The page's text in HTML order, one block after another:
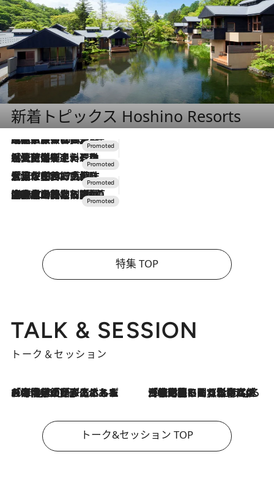
新着トピックス Hoshino Resorts
2026.7.31
【ホテル帰省】という選択肢をOMOが提案。家族とほどよい距離を保つには「昼は実家、夜は気兼ねなくホテルで！」
2026.7.24
【夏限定ディナーコース】旬を迎える稚鮎や花ズッキーニなどをイタリア・トスカーナの郷土料理の手法で満喫！
2026.7.17
「土佐和ハーブかき氷」がOMO7高知に登場！生姜、山椒、大葉など目にも舌にも涼を呼ぶ郷土の味
2026.7.10
NEW OPEN！【界 草津】名湯の地に誕生。趣の異なる2種の温泉と上州ならではの会席・蕎麦割烹など美食を味わう究極の癒やし旅
特集 TOP
TALK & SESSION
トーク＆セッション
2026.8.3
「今後値上げがあるとすれば…」「リスクがあるのは今年の冬」エネルギー専門家が語る、ホルムズ海峡封鎖が家庭にもたらす“ある心配” 2026.8.3
「住宅建てられない…」「サーチャージ料の高値が続いている」ホルムズ海峡封鎖による影響はいつまで続く？《エネルギー専門家に聞く“どうなる日本の暮らし”》
トーク&セッション TOP